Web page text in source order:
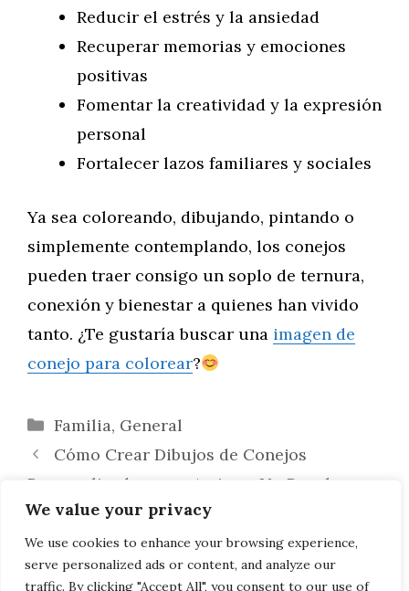
We value your privacy
We use cookies to enhance your browsing experience,
serve personalized ads or content, and analyze our
traffic. By clicking "Accept All", you consent to our use of
Reducir el estrés y la ansiedad
Recuperar memorias y emociones
positivas
Fomentar la creatividad y la expresión
personal
Fortalecer lazos familiares y sociales
Ya sea coloreando, dibujando, pintando o
simplemente contemplando, los conejos
pueden traer consigo un soplo de ternura,
conexión y bienestar a quienes han vivido
tanto. ¿Te gustaría buscar una imagen de
conejo para colorear?
Categorías
Familia, General
Cómo Crear Dibujos de Conejos
Personalizados para Amigos: Un Regalo
Único Hecho con el Corazón
Conejos en el Arte Terapéutico: Cómo
Ayudan a Relajarse y Sanar Emocionalmente